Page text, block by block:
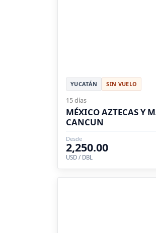
YUCATÁN SIN VUELO
15 días
MÉXICO AZTECAS Y
CANCUN
Desde
2,250.00
USD / DBL